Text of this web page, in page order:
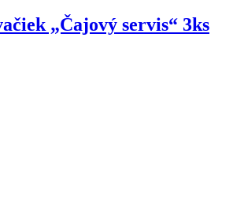
„Čajový servis“ 3ks